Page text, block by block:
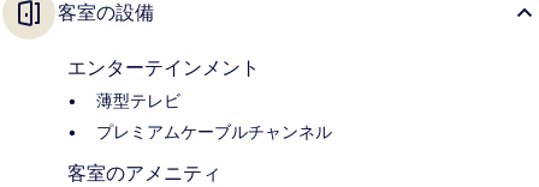
客室の設備
エンターテインメント
薄型テレビ
プレミアムケーブルチャンネル
客室のアメニティ